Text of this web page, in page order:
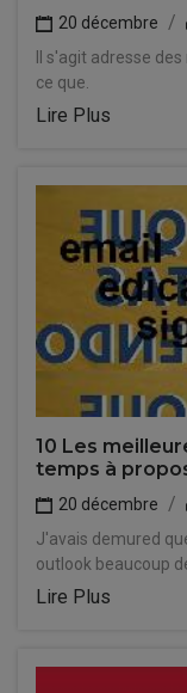
20 décembre
Il s'agit adresse
ce que.
Lire Plus
10 Les
temps à
20 décembre
J'avais demured
outlook beaucoup
Lire Plus